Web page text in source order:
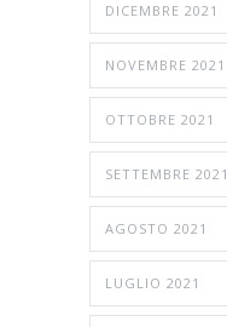
DICEMBRE 2021
NOVEMBRE 2021
OTTOBRE 2021
SETTEMBRE 2021
AGOSTO 2021
LUGLIO 2021